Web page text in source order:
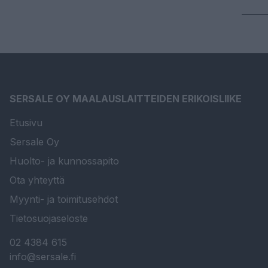
SERSALE OY MAALAUSLAITTEIDEN ERIKOISLIIKE
Etusivu
Sersale Oy
Huolto- ja kunnossapito
Ota yhteyttä
Myynti- ja toimitusehdot
Tietosuojaseloste
02 4384 615
info@sersale.fi